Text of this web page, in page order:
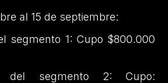
al 15 de septiembre:
segmento 1: Cupo $800.000
del segmento 2: Cupo: